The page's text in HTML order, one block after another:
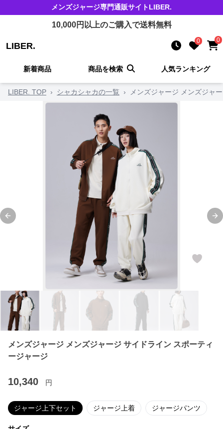
メンズジャージ専門通販サイトLIBER.
10,000円以上のご購入で送料無料
LIBER. 0 0
新着商品 商品を検索 人気ランキング
LIBER. TOP › シャカシャカの一覧 › メンズジャージ メンズジャ
Previous slide
メンズジャージ メンズジャージ サイドライン スポーティ
ージャージ
10,340 円
ジャージ上下セット ジャージ上着 ジャージパンツ